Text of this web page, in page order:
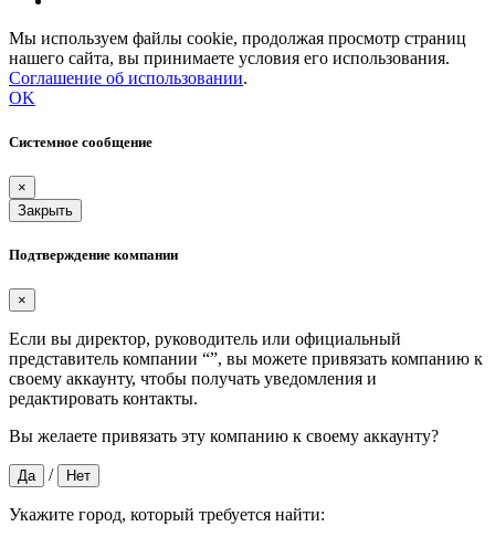
Мы используем файлы cookie, продолжая просмотр страниц
нашего сайта, вы принимаете условия его использования.
Соглашение об использовании.
OK
Системное сообщение
×
Закрыть
Подтверждение компании
×
Если вы директор, руководитель или официальный
представитель компании “”, вы можете привязать компанию к
своему аккаунту, чтобы получать уведомления и
редактировать контакты.
Вы желаете привязать эту компанию к своему аккаунту?
Да / Нет
Укажите город, который требуется найти: